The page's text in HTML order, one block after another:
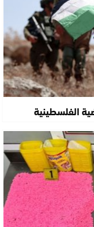
الفلسطينية